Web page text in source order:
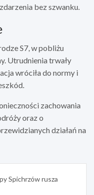
bez szwanku.
S7, w pobliżu
Utrudnienia trwały
wróciła do normy i
zachowania
oraz o
działań na
Spichrzów rusza